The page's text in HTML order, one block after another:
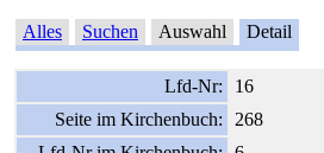
Alles Suchen Auswahl Detail
Lfd-Nr:
16
Seite im Kirchenbuch:
268